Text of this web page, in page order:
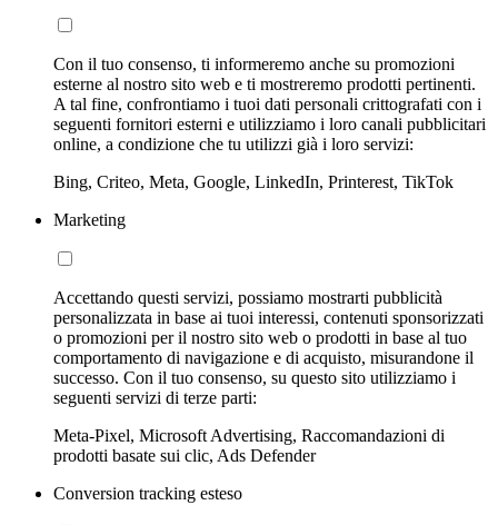
Con il tuo consenso, ti informeremo anche su promozioni
esterne al nostro sito web e ti mostreremo prodotti pertinenti.
A tal fine, confrontiamo i tuoi dati personali crittografati con i
seguenti fornitori esterni e utilizziamo i loro canali pubblicitari
online, a condizione che tu utilizzi già i loro servizi:
Bing, Criteo, Meta, Google, LinkedIn, Printerest, TikTok
Marketing
Accettando questi servizi, possiamo mostrarti pubblicità
personalizzata in base ai tuoi interessi, contenuti sponsorizzati
o promozioni per il nostro sito web o prodotti in base al tuo
comportamento di navigazione e di acquisto, misurandone il
successo. Con il tuo consenso, su questo sito utilizziamo i
seguenti servizi di terze parti:
Meta-Pixel, Microsoft Advertising, Raccomandazioni di
prodotti basate sui clic, Ads Defender
Conversion tracking esteso